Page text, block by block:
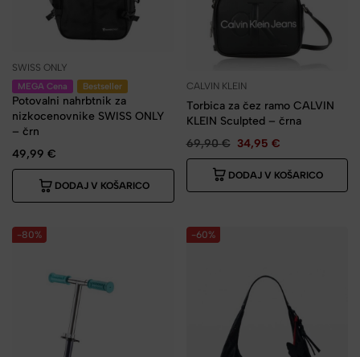
SWISS ONLY
MEGA Cena Bestseller
Potovalni nahrbtnik za
nizkocenovnike SWISS ONLY
– črn
49,99 €
DODAJ V KOŠARICO
CALVIN KLEIN
Torbica za čez ramo CALVIN
KLEIN Sculpted – črna
69,90€ 34,95 €
DODAJ V KOŠARICO
-80% -60%